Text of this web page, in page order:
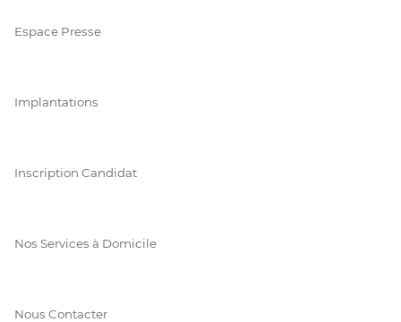
Espace Presse
Implantations
Inscription Candidat
Nos Services à Domicile
Nous Contacter